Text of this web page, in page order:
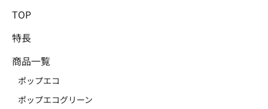
TOP
特長
商品一覧
ポップエコ
ポップエコグリーン